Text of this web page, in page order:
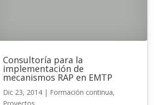
Consultoría para la
implementación de
mecanismos RAP en EMTP
Dic 23, 2014 | Formación continua,